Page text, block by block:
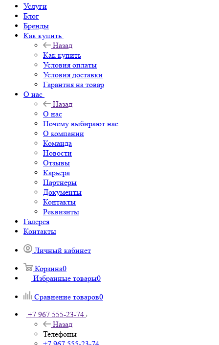
Услуги
Блог
Бренды
Как купить
Назад
Как купить
Условия оплаты
Условия доставки
Гарантия на товар
О нас
Назад
О нас
Почему выбирают нас
О компании
Команда
Новости
Отзывы
Карьера
Партнеры
Документы
Контакты
Реквизиты
Галерея
Контакты
Личный кабинет
Корзина0
Избранные товары0
Сравнение товаров0
+7 967 555-23-74
Назад
Телефоны